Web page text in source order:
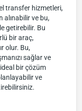
transfer hizmetleri,
alınabilir ve bu,
getirebilir. Bu
bir araç,
olur. Bu,
sağlar ve
bir çözüm
ve